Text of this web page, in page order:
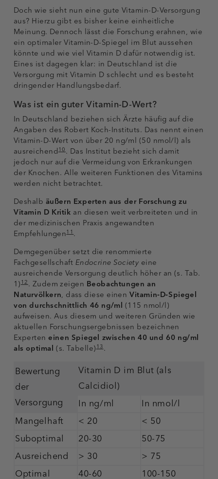
Doch wie sieht nun eine gute Vitamin-D-Versorgung
aus? Hierzu gibt es bisher keine einheitliche
Meinung. Dennoch lässt die Forschung erahnen, wie
ein optimaler Vitamin-D-Spiegel im Blut aussehen
könnte und wie viel Vitamin D dafür notwendig ist.
Eines ist dagegen klar: in Deutschland ist die
Versorgung mit Vitamin D schlecht und es besteht
dringender Handlungsbedarf.
Was ist ein guter Vitamin-D-Wert?
In Deutschland beziehen sich Ärzte häufig auf die
Angaben des Robert Koch-Instituts. Das nennt einen
Vitamin-D-Wert von über 20 ng/ml (50 nmol/l) als
ausreichend10. Das Institut bezieht sich damit
jedoch nur auf die Vermeidung von Erkrankungen
der Knochen. Alle weiteren Funktionen des Vitamins
werden nicht betrachtet.
Deshalb äußern Experten aus der Forschung zu
Vitamin D Kritik an diesen weit verbreiteten und in
der medizinischen Praxis angewandten
Empfehlungen11.
Demgegenüber setzt die renommierte
FachgesellschaftEndocrine Society eine
ausreichende Versorgung deutlich höher an (s. Tab.
1)12. Zudem zeigen Beobachtungen an
Naturvölkern, dass diese einen Vitamin‑D‑Spiegel
von durchschnittlich 46 ng/ml (115 nmol/l)
aufweisen. Aus diesem und weiteren Gründen wie
aktuellen Forschungsergebnissen bezeichnen
Experten einen Spiegel zwischen 40 und 60 ng/ml
als optimal(s. Tabelle)13.
Bewertung
der
Versorgung
Vitamin D im Blut (als
Calcidiol)
In ng/ml
In nmol/l
Mangelhaft
< 20
< 50
Suboptimal
20-30
50-75
Ausreichend
> 30
> 75
Optimal
40-60 100-150